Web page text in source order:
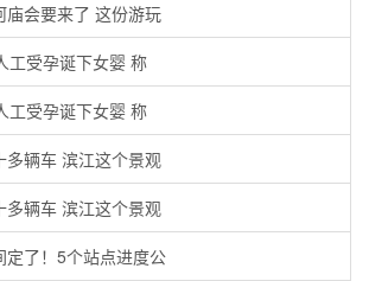
庙会要来了 这份游玩
工受孕诞下女婴 称
工受孕诞下女婴 称
多辆车 滨江这个景观
多辆车 滨江这个景观
定了！5个站点进度公